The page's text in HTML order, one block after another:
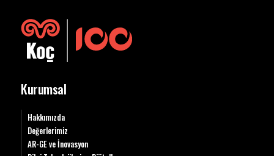
Kurumsal
Hakkımızda
Değerlerimiz
AR-GE ve İnovasyon